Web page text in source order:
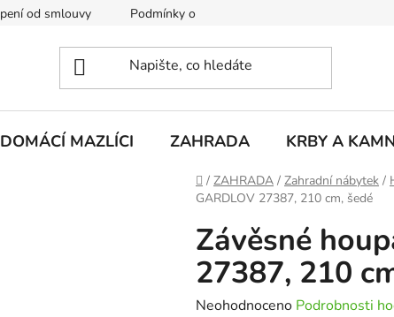
od smlouvy Podmínky ochrany osobních údajů
DOMÁCÍ MAZLÍCI ZAHRADA KRBY A
Domů
/ ZAHRADA / Zahradní nábytek /
GARDLOV 27387, 210 cm, šedé
Závěsné
27387, 210
Průměrné
Neohodnoceno Podrobnosti